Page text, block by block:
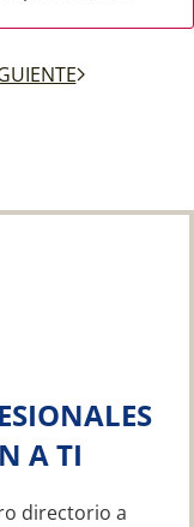
A TI
directorio a